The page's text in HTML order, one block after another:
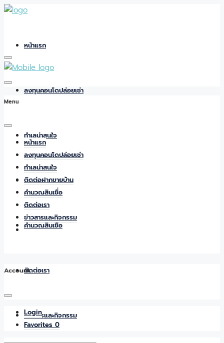
หน้าแรก
ลงทุนคอนโดปล่อยเช่า
ทำเลน่าสนใจ
ติดต่อฝากขายบ้าน
คำนวณสินเชื่อ
ติดต่อเรา
ข่าวสารและกิจกรรม
Menu
หน้าแรก
ลงทุนคอนโดปล่อยเช่า
ทำเลน่าสนใจ
ติดต่อฝากขายบ้าน
คำนวณสินเชื่อ
ติดต่อเรา
ข่าวสารและกิจกรรม
Account
Login
Favorites 0